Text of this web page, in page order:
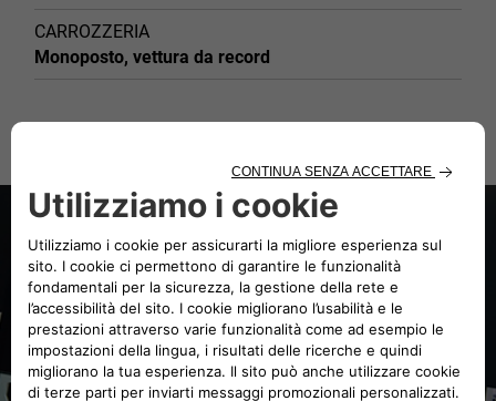
CARROZZERIA
Monoposto, vettura da record